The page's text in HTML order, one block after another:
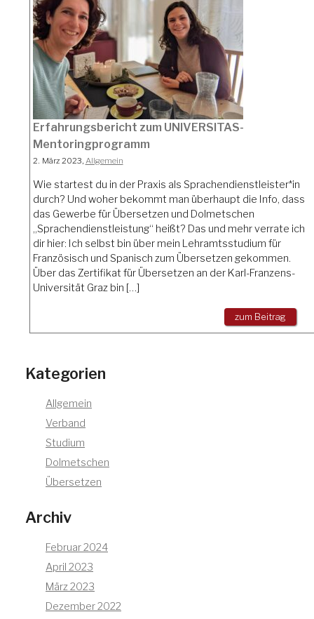
Erfahrungsbericht zum UNIVERSITAS-
Mentoringprogramm
2. März 2023, Allgemein
Wie startest du in der Praxis als Sprachendienstleister*in
durch? Und woher bekommt man überhaupt die Info, dass
das Gewerbe für Übersetzen und Dolmetschen
„Sprachendienstleistung“ heißt? Das und mehr verrate ich
dir hier: Ich selbst bin über mein Lehramtsstudium für
Französisch und Spanisch zum Übersetzen gekommen.
Über das Zertifikat für Übersetzen an der Karl-Franzens-
Universität Graz bin […]
zum Beitrag
Kategorien
Allgemein
Verband
Studium
Dolmetschen
Übersetzen
Archiv
Februar 2024
April 2023
März 2023
Dezember 2022